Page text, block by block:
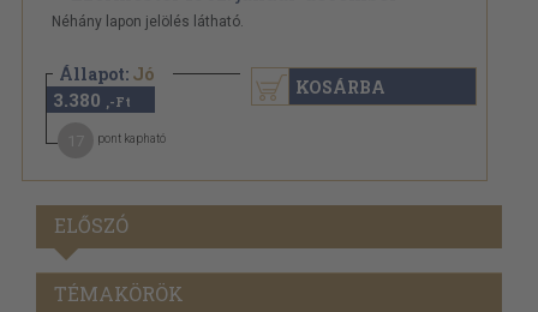
Néhány lapon jelölés látható.
Állapot: Jó
3.380 ,-Ft
pont kapható
KOSÁRBA
ELŐSZÓ
TÉMAKÖRÖK